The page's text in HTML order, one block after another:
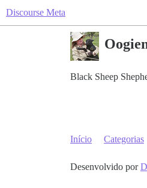
Discourse Meta
Black Sheep
Início Categorias
Desenvolvido por